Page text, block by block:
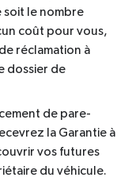
soit le nombre
coût pour vous,
réclamation à
dossier de
de pare-
la Garantie à
vos futures
du véhicule.